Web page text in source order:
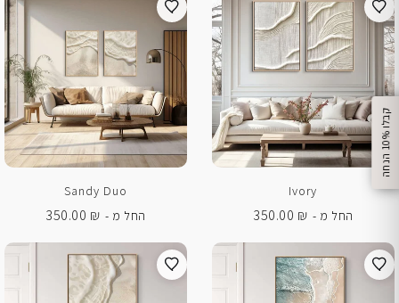
ק
ב
ל
ו
1
0
%
ה
נ
ח
ה
Ivory
החל מ -
350.00 ₪
Sandy Duo
החל מ -
350.00 ₪